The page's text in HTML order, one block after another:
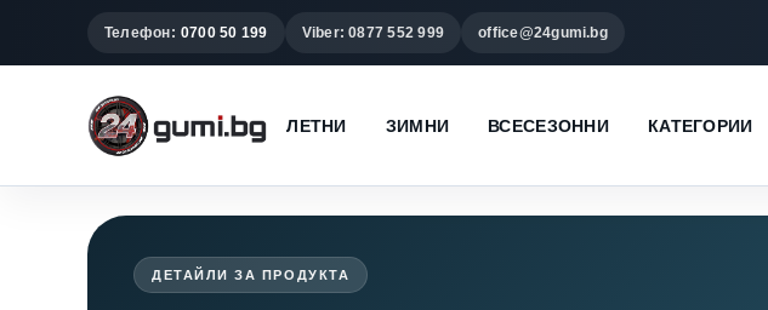
Телефон: 0700 50 199 Viber: 0877 552 999 office@24gumi.bg
ЛЕТНИ ЗИМНИ ВСЕСЕЗОННИ КАТЕГОРИИ
ДЕТАЙЛИ ЗА ПРОДУКТА